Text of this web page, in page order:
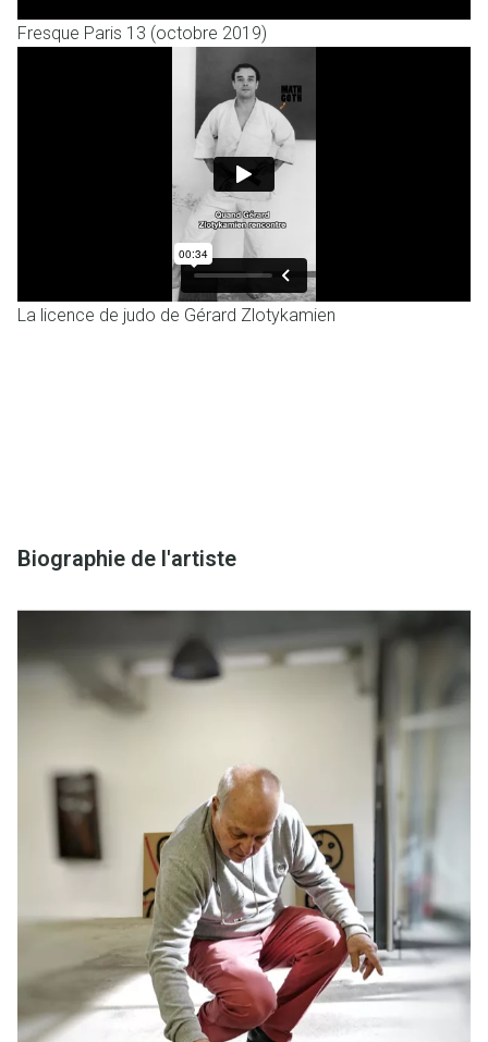
Fresque Paris 13 (octobre 2019)
La licence de judo de Gérard Zlotykamien
Biographie de l'artiste